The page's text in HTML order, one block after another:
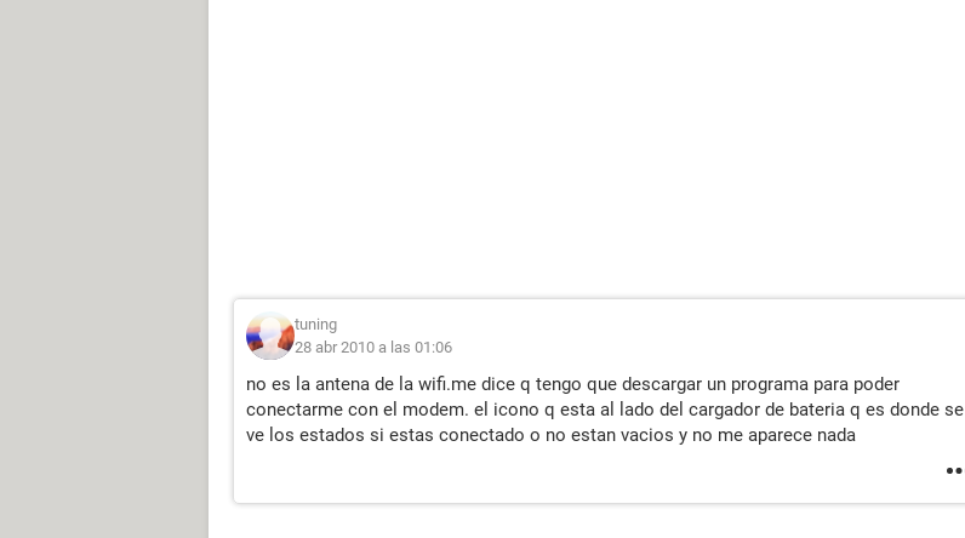
tuning
28 abr 2010 a las 01:06
no es la antena de la wifi.me dice q tengo que descargar un programa para poder
conectarme con el modem. el icono q esta al lado del cargador de bateria q es donde se
ve los estados si estas conectado o no estan vacios y no me aparece nada